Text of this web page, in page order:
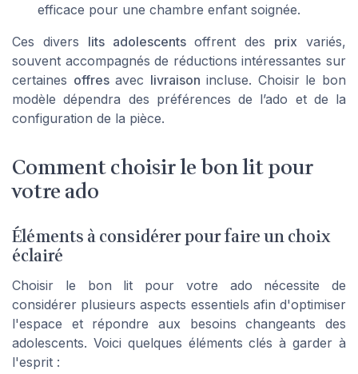
efficace pour une chambre enfant soignée.
Ces divers lits adolescentsoffrent des prix variés,
souvent accompagnés de réductions intéressantes sur
certaines offresavec livraison incluse. Choisir le bon
modèle dépendra des préférences de l’ado et de la
configuration de la pièce.
Comment choisir le bon lit pour
votre ado
Éléments à considérer pour faire un choix
éclairé
Choisir le bon lit pour votre ado nécessite de
considérer plusieurs aspects essentiels afin d'optimiser
l'espace et répondre aux besoins changeants des
adolescents. Voici quelques éléments clés à garder à
l'esprit :